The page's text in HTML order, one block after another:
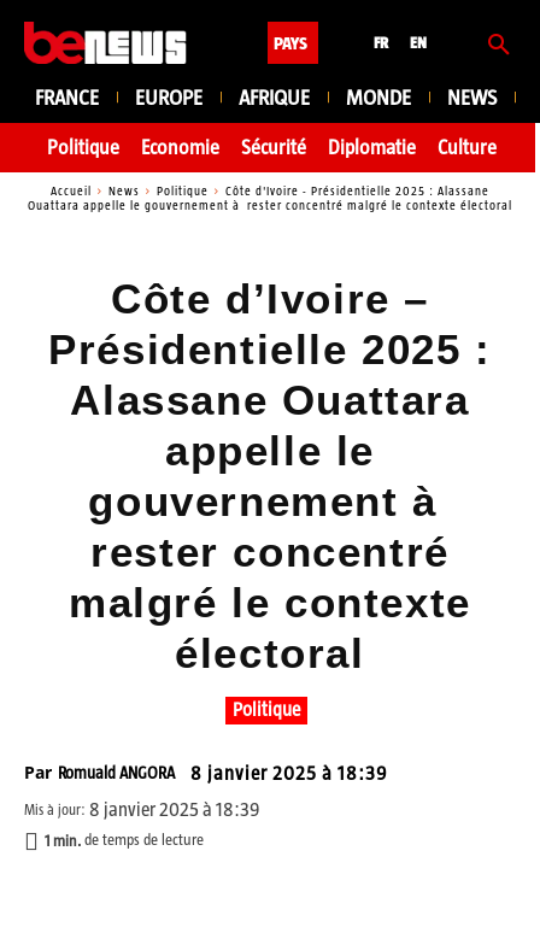
PAYS FR EN
FRANCE EUROPE AFRIQUE MONDE NEWS
Politique Economie Sécurité Diplomatie Culture
Accueil News Politique
Côte d'Ivoire - Présidentielle 2025 : Alassane
Ouattara appelle le gouvernement à rester concentré malgré le contexte électoral
Côte d’Ivoire –
Présidentielle 2025 :
Alassane Ouattara
appelle le
gouvernement à
rester concentré
malgré le contexte
électoral
Politique
Par Romuald ANGORA 8 janvier 2025 à 18:39
Mis à jour: 8 janvier 2025 à 18:39
1 min. de temps de lecture